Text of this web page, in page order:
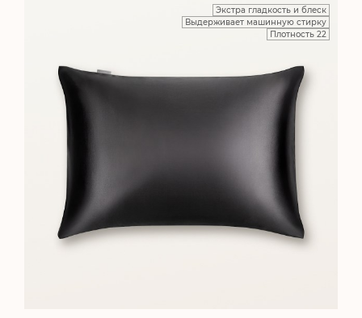
Экстра гладкость и блеск
Выдерживает машинную стирку
Плотность 22